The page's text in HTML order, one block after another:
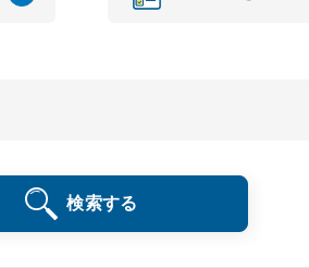
検索する